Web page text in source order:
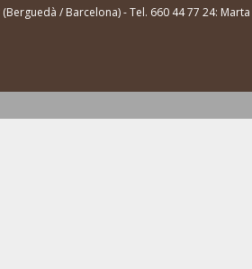
/ Barcelona) - Tel. 660 44 77 24: Marta